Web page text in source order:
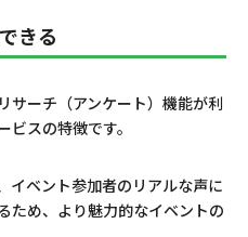
きる
サーチ（アンケート）機能が利
スの特徴です。
イベント参加者のリアルな声に
ため、より魅力的なイベントの